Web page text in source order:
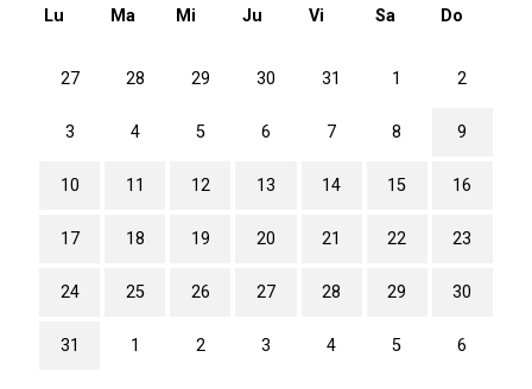
Lu Ma Mi Ju Vi Sa Do
No hay ninguna actividad este mes
27 28 29 30 31 1 2
3 4 5 6 7 8 9
10 11 12 13 14 15 16
17 18 19 20 21 22 23
24 25 26 27 28 29 30
31 1 2 3 4 5 6